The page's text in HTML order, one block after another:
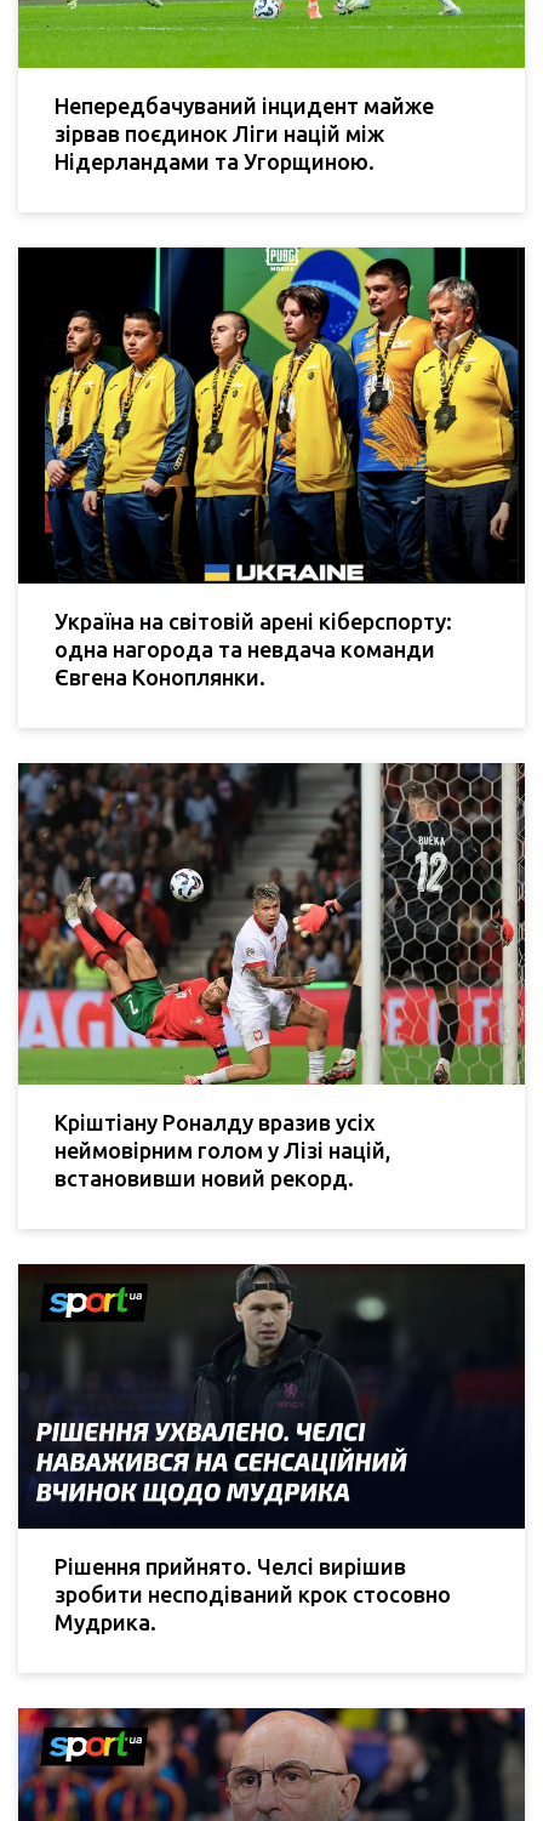
Непередбачуваний інцидент майже
зірвав поєдинок Ліги націй між
Нідерландами та Угорщиною.
Україна на світовій арені кіберспорту:
одна нагорода та невдача команди
Євгена Коноплянки.
Кріштіану Роналду вразив усіх
неймовірним голом у Лізі націй,
встановивши новий рекорд.
Рішення прийнято. Челсі вирішив
зробити несподіваний крок стосовно
Мудрика.